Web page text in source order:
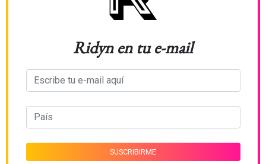
Ridyn en tu e-mail